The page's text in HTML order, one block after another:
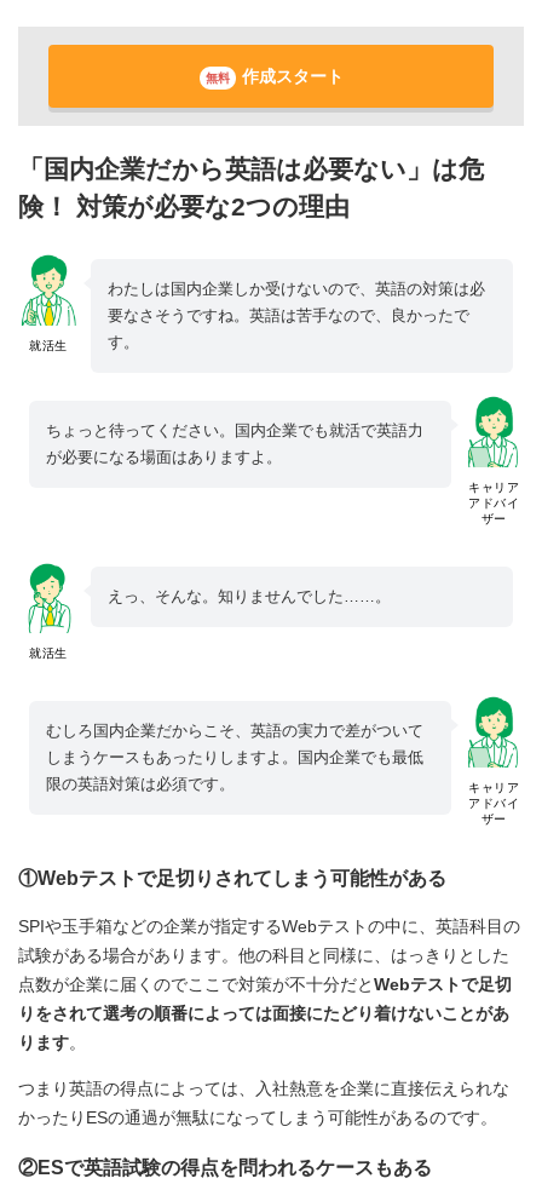
無料 作成スタート
「国内企業だから英語は必要ない」は危
険！ 対策が必要な2つの理由
就活生
わたしは国内企業しか受けないので、英語の対策は必
要なさそうですね。英語は苦手なので、良かったで
す。
キャリア
アドバイ
ザー
ちょっと待ってください。国内企業でも就活で英語力
が必要になる場面はありますよ。
就活生
えっ、そんな。知りませんでした……。
キャリア
アドバイ
ザー
むしろ国内企業だからこそ、英語の実力で差がついて
しまうケースもあったりしますよ。国内企業でも最低
限の英語対策は必須です。
①Webテストで足切りされてしまう可能性がある
SPIや玉手箱などの企業が指定するWebテストの中に、英語科目の
試験がある場合があります。他の科目と同様に、はっきりとした
点数が企業に届くのでここで対策が不十分だとWebテストで足切
りをされて選考の順番によっては面接にたどり着けないことがあ
ります。
つまり英語の得点によっては、入社熱意を企業に直接伝えられな
かったりESの通過が無駄になってしまう可能性があるのです。
②ESで英語試験の得点を問われるケースもある